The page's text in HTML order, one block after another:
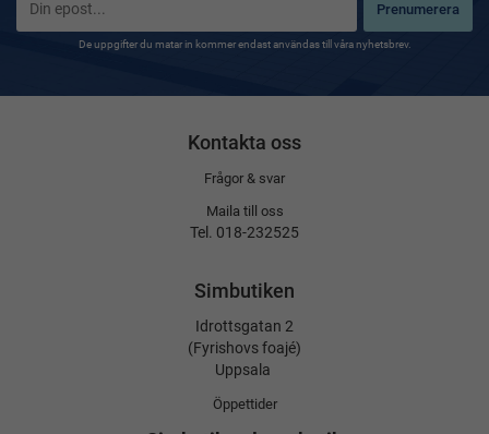
Prenumerera
De uppgifter du matar in kommer endast användas till våra nyhetsbrev.
Kontakta oss
Frågor & svar
Maila till oss
Tel. 018-232525
Simbutiken
Idrottsgatan 2
(Fyrishovs foajé)
Uppsala
Öppettider